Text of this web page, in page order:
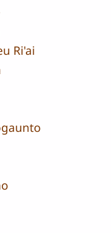
Ri'ai